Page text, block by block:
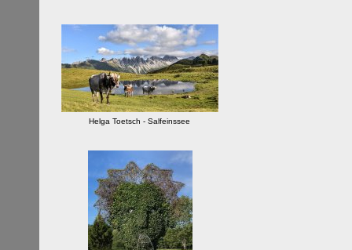
Helga Toetsch - Salfeinssee